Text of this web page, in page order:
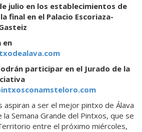
julio en los establecimientos de
final en el Palacio Escoriaza-
en
participar en el Jurado de la
a ser el mejor pintxo de Álava
la Semana Grande del Pintxos, que se
entre el próximo miércoles,